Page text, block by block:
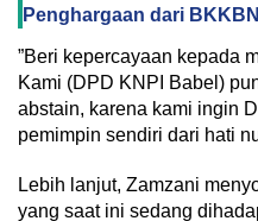
Penghargaan dari BKKBN
‎”Beri kepercayaan kepada
Kami (DPD KNPI Babel)
abstain, karena kami ingin
pemimpin sendiri dari hati
‎Lebih lanjut, Zamzani
yang saat ini sedang